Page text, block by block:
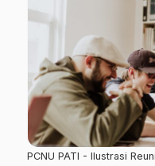
PCNU PATI - Ilustrasi